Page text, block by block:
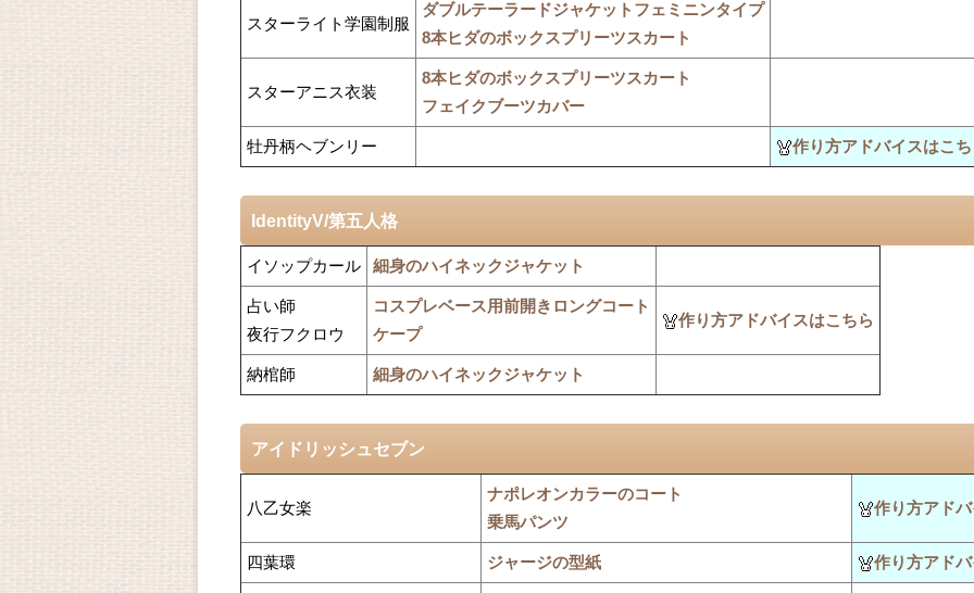
スターライト学園制服
ダブルテーラードジャケットフェミニンタイプ
8本ヒダのボックスプリーツスカート
スターアニス衣装
8本ヒダのボックスプリーツスカート
フェイクブーツカバー
牡丹柄ヘブンリー 作り方アドバイスはこ
IdentityV/第五人格
イソップカール 細身のハイネックジャケット
占い師
夜行フクロウ
コスプレベース用前開きロングコート
ケープ
作り方アドバイスはこちら
納棺師 細身のハイネックジャケット
アイドリッシュセブン
八乙女楽
ナポレオンカラーのコート
乗馬パンツ
作り方アド
四葉環 ジャージの型紙 作り方アド